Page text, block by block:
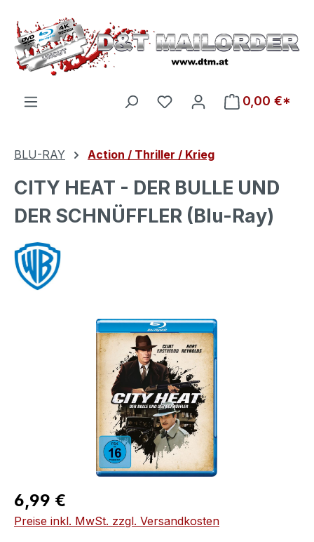
Zum Hauptinhalt springen
Du hast 0 Produkte auf
0,00 €*
BLU-RAY Action / Thriller / Krieg
CITY HEAT - DER BULLE UND
DER SCHNÜFFLER (Blu-Ray)
Bildergalerie überspringen
Regulärer Preis:
6,99 €
Preise inkl. MwSt. zzgl. Versandkosten